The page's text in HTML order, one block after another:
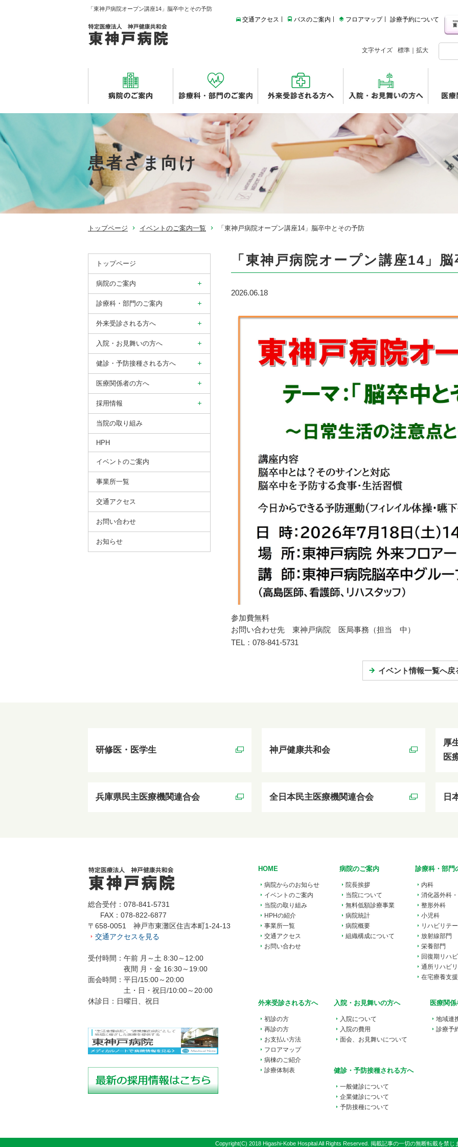
「東神戸病院オープン講座14」脳卒中とその予防
交通アクセス バスのご案内 フロアマップ 診療予約について
文字サイズ 標準 拡大
患者さま向け
トップページ イベントのご案内一覧 「東神戸病院オープン講座14」脳卒中とその予防
「東神戸病院オープン講座14」
2026.06.18
参加費無料
お問い合わせ先 東神戸病院 医局事務（担当 中）
TEL：078-841-5731
イベント情報一覧へ戻
トップページ
病院のご案内
診療科・部門のご案内
外来受診される方へ
入院・お見舞いの方へ
健診・予防接種される方へ
医療関係者の方へ
採用情報
当院の取り組み
HPH
イベントのご案内
事業所⼀覧
交通アクセス
お問い合わせ
お知らせ
研修医・医学生 神戸健康共和会
厚
医
兵庫県民主医療機関連合会 全日本民主医療機関連合会 日
総合受付：078-841-5731
FAX：078-822-6877
〒658-0051 神戸市東灘区住吉本町1-24-13
交通アクセスを見る
受付時間：午前 月～土 8:30～12:00
夜間 月・金 16:30～19:00
面会時間：平日/15:00～20:00
土・日・祝日/10:00～20:00
休診日：日曜日、祝日
HOME
病院からのお知らせ
イベントのご案内
当院の取り組み
HPHの紹介
事業所一覧
交通アクセス
お問い合わせ
病院のご案内
院長挨拶
当院について
無料低額診療事業
病院統計
病院概要
組織構成について
診療科・部門
内科
消化器外科
整形外科
小児科
リハビリテ
放射線部門
栄養部門
回復期リハ
通所リハビ
在宅療養支
外来受診される方へ
初診の方
再診の方
お支払い方法
フロアマップ
病棟のご紹介
診療体制表
入院・お見舞いの方へ
入院について
入院の費用
面会、お見舞いについて
健診・予防接種される方へ
一般健診について
企業健診について
予防接種について
医療関
地域連
診療予
Copyright(C) 2018 Higashi-Kobe Hospital All Rights Reserved. 掲載記事の一切の無断転載を禁じ